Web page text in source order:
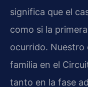
significa que el
como si la
ocurrido. Nuestro
familia en el
tanto en la fase